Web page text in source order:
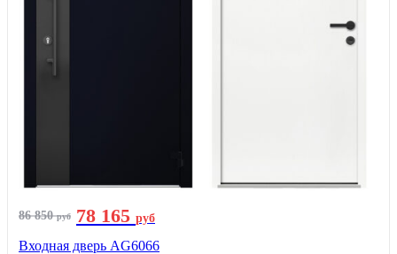
86 850руб 78 165 руб
Входная дверь AG6066